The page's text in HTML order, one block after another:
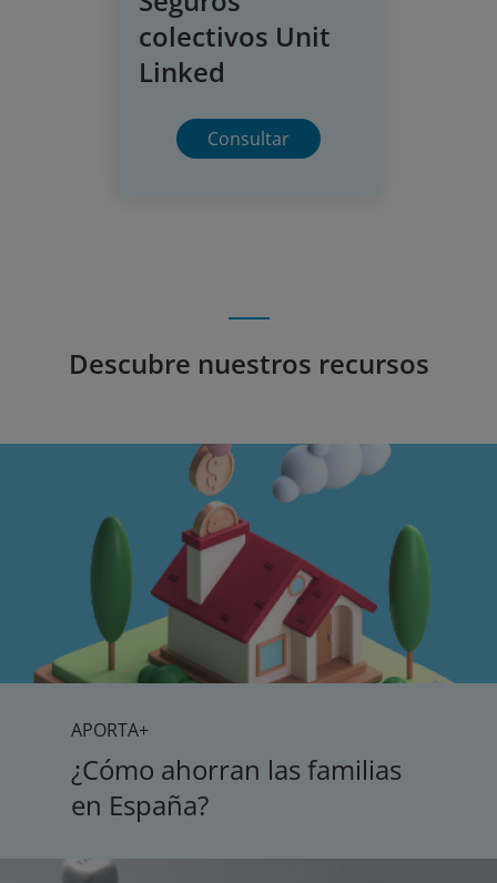
colectivos Unit
Linked
Consultar
Descubre nuestros recursos
APORTA+
¿Cómo ahorran las familias
en España?